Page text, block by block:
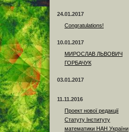
24.01.2017
Сongratulations!
10.01.2017
МИРОСЛАВ ЛЬВОВИЧ
ГОРБАЧУК
03.01.2017
11.11.2016
Проект нової редакції
Статуту Інституту
математики НАН України